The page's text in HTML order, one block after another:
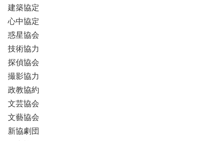
建築協定
心中協定
惑星協会
技術協力
探偵協会
撮影協力
政教協約
文芸協会
文藝協会
新協劇団